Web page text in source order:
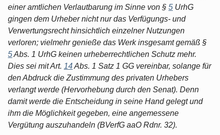
einer amtlichen Verlautbarung im Sinne von § 5 UrhG
gingen dem Urheber nicht nur das Verfügungs- und
Verwertungsrecht hinsichtlich einzelner Nutzungen
verloren; vielmehr genieße das Werk insgesamt gemäß §
5Abs. 1 UrhG keinen urheberrechtlichen Schutz mehr.
Dies sei mit Art. 14Abs. 1 Satz 1 GG vereinbar, solange für
den Abdruck die Zustimmung des privaten Urhebers
verlangt werde (Hervorhebung durch den Senat). Denn
damit werde die Entscheidung in seine Hand gelegt und
ihm die Möglichkeit gegeben, eine angemessene
Vergütung auszuhandeln (BVerfG aaO Rdnr. 32).